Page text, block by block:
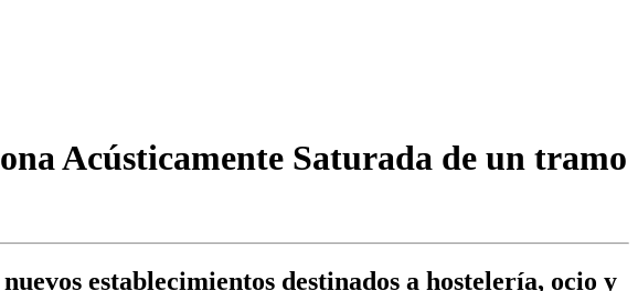
Acústicamente Saturada de un tramo
establecimientos destinados a hostelería, ocio y